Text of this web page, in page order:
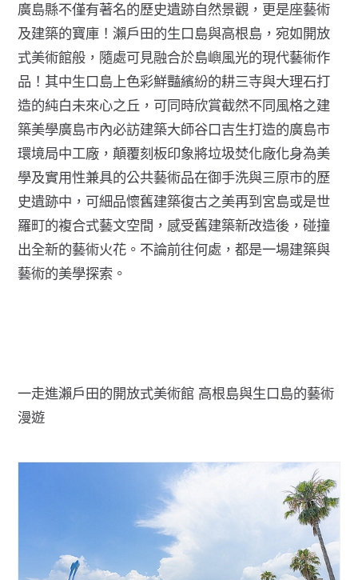
廣島縣不僅有著名的歷史遺跡自然景觀，更是座藝術
及建築的寶庫！瀨戶田的生口島與高根島，宛如開放
式美術館般，隨處可見融合於島嶼風光的現代藝術作
品！其中生口島上色彩鮮豔繽紛的耕三寺與大理石打
造的純白未來心之丘，可同時欣賞截然不同風格之建
築美學廣島市內必訪建築大師谷口吉生打造的廣島市
環境局中工廠，顛覆刻板印象將垃圾焚化廠化身為美
學及實用性兼具的公共藝術品在御手洗與三原市的歷
史遺跡中，可細品懷舊建築復古之美再到宮島或是世
羅町的複合式藝文空間，感受舊建築新改造後，碰撞
出全新的藝術火花。不論前往何處，都是一場建築與
藝術的美學探索。
一走進瀨戶田的開放式美術館 高根島與生口島的藝術
漫遊